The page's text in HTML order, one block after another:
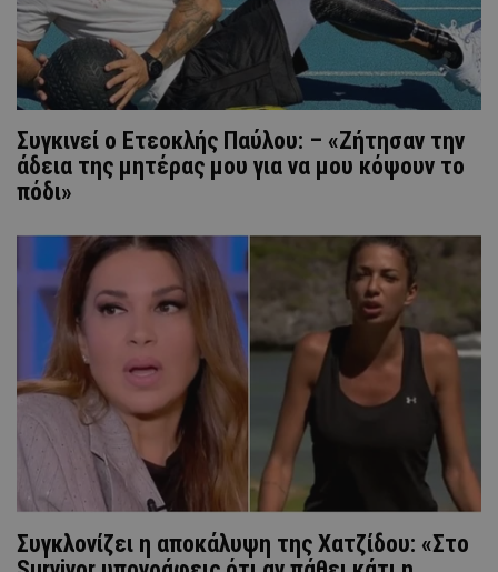
Συγκινεί ο Ετεοκλής Παύλου: – «Ζήτησαν την
άδεια της μητέρας μου για να μου κόψουν το
πόδι»
Συγκλονίζει η αποκάλυψη της Χατζίδου: «Στο